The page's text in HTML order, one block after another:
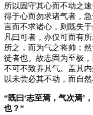
所以固守其心而不动之
得于心而勿求诸气者，
言而不求诸心，则既失
凡曰可者，亦仅可而有
所之，而为气之将帅；
徒者也。故志固为至极
不可不致养其气。盖其
以未尝必其不动，而自然
“既曰‘志至焉，气次焉’
也？”